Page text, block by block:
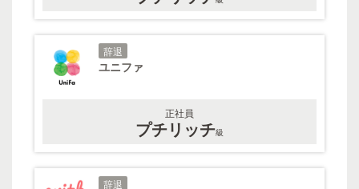
辞退
ユニファ
正社員
プチリッチ級
辞退